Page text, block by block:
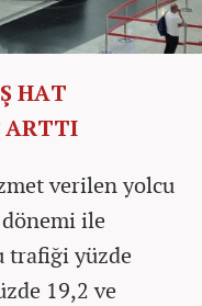
HAT
ARTTI
verilen yolcu
dönemi ile
trafiği yüzde
19,2 ve